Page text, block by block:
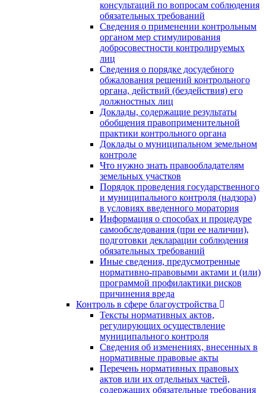
консультаций по вопросам соблюдения
обязательных требований
Сведения о применении контрольным
органом мер стимулирования
добросовестности контролируемых
лиц
Сведения о порядке досудебного
обжалования решений контрольного
органа, действий (бездействия) его
должностных лиц
Доклады, содержащие результаты
обобщения правоприменительной
практики контрольного органа
Доклады о муниципальном земельном
контроле
Что нужно знать правообладателям
земельных участков
Порядок проведения государственного
и муниципального контроля (надзора)
в условиях введенного моратория
Информация о способах и процедуре
самообследования (при ее наличии),
подготовки декларации соблюдения
обязательных требований
Иные сведения, предусмотренные
нормативно-правовыми актами и (или)
программой профилактики рисков
причинения вреда
Контроль в сфере благоустройства
Тексты нормативных актов,
регулирующих осуществление
муниципального контроля
Сведения об изменениях, внесенных в
нормативные правовые акты
Перечень нормативных правовых
актов или их отдельных частей,
содержащих обязательные требования